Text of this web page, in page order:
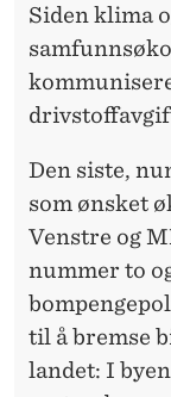
Siden klima
Den siste,
som ønsket
Venstre og
nummer to
til å bremse
landet: I